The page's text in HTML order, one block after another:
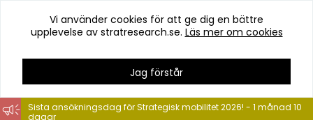
Vi använder cookies för att ge dig en bättre
upplevelse av stratresearch.se. Läs mer om cookies
Jag förstår
Sista ansökningsdag för Strategisk mobilitet 2026! - 1 månad 10
dagar